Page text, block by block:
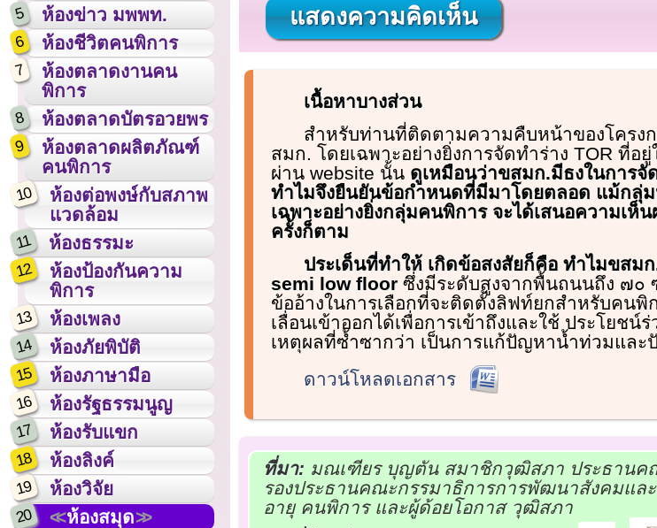
5 ห้องข่าว มพพท.
6 ห้องชีวิตคนพิการ
7
ห้องตลาดงานคน
พิการ
8 ห้องตลาดบัตรอวยพร
9
ห้องตลาดผลิตภัณฑ์
คนพิการ
10
ห้องต่อพงษ์กับสภาพ
แวดล้อม
11 ห้องธรรมะ
12
ห้องป้องกันความ
พิการ
13 ห้องเพลง
14 ห้องภัยพิบัติ
15 ห้องภาษามือ
16 ห้องรัฐธรรมนูญ
17 ห้องรับแขก
18 ห้องลิงค์
19 ห้องวิจัย
20 ห้องสมุด
แสดงความคิดเห็น
เนื้อหาบางส่วน
สำหรับท่านที่ติดตามความคืบหน้าของโครง
สมก. โดยเฉพาะอย่างยิ่งการจัดทำร่าง TOR ที่อ
ผ่าน website นั้น ดูเหมือนว่าขสมก.มีธงในการ
ทำไมจึงยืนยันข้อกำหนดที่มีมาโดยตลอด แม้กลุ่
เฉพาะอย่างยิ่งกลุ่มคนพิการ จะได้เสนอความเห็
ครั้งก็ตาม
ประเด็นที่ทำให้ เกิดข้อสงสัยก็คือ ทำไมขส
semi low floorซึ่งมีระดับสูงจากพื้นถนนถึง ๗๐
ข้ออ้างในการเลือกที่จะติดตั้งลิฟท์ยกสำหรับคน
เลื่อนเข้าออกได้เพื่อการเข้าถึงและใช้ ประโยช
เหตุผลที่ซ้ำซากว่า เป็นการแก้ปัญหาน้ำท่วมแล
ดาวน์โหลดเอกสาร
ที่มา: มณเฑียร บุญตัน สมาชิกวุฒิสภา ประธานค
รองประธานคณะกรรมาธิการการพัฒนาสังคมแล
อายุ คนพิการ และผู้ด้อยโอกาส วุฒิสภา